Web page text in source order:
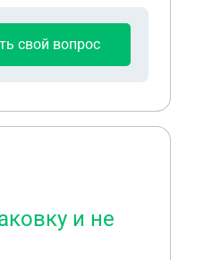
свой вопрос
и не